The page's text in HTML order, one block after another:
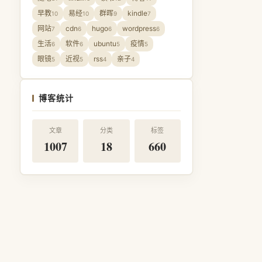
早教10 易经10 群晖9 kindle7
网站7 cdn6 hugo6 wordpress6
生活6 软件6 ubuntu5 疫情5
眼镜5 近视5 rss4 亲子4
博客统计
文章
1007
分类
18
标签
660